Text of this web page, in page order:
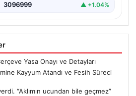
3096999 ▲ +1.04%
Yasa Onayı ve Detayları
Kayyum Atandı ve Fesih Süreci
“Aklımın ucundan bile geçmez”